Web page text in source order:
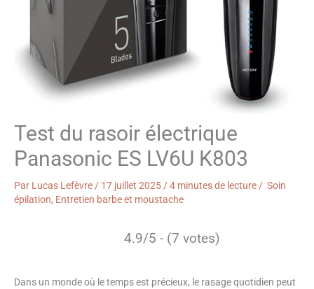
Test du rasoir électrique
Panasonic ES LV6U K803
Par Lucas Lefèvre / 17 juillet 2025 /4 minutes de lecture / Soin
épilation, Entretien barbe et moustache
4.9/5 - (7 votes)
Dans un monde où le temps est précieux, le rasage quotidien peut